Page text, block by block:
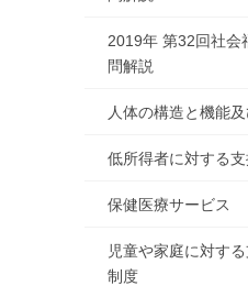
2019年 第32回社
問解説
人体の構造と機能
低所得者に対する
保健医療サービス
児童や家庭に対す
制度